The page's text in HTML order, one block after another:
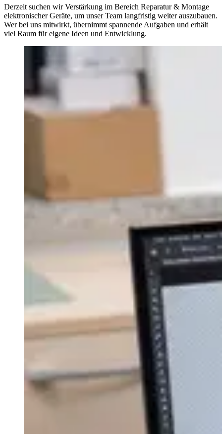
Derzeit suchen wir Verstärkung im Bereich Reparatur & Montage
elektronischer Geräte, um unser Team langfristig weiter auszubauen.
Wer bei uns mitwirkt, übernimmt spannende Aufgaben und erhält
viel Raum für eigene Ideen und Entwicklung.